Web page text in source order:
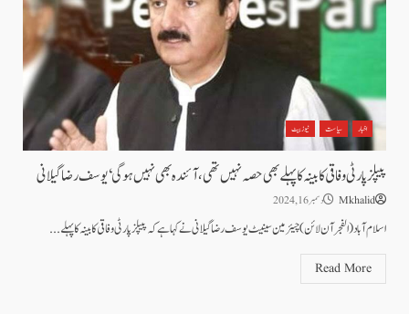
اخبار سیاست نیوز بیٹ
پیپلز پارٹی وفاقی کابینہ کا پہلے بھی حصہ نہیں تھی، آئندہ بھی نہیں ہوگی‘یوسف رضاگیلانی
Mkhalid دسمبر 16, 2024
اسلام آباد(الفجرآن لائن)چیئرمین سینیٹ یوسف رضا گیلانی نے کہا ہے کہ پیپلز پارٹی وفاقی کابینہ کا پہلے...
Read More